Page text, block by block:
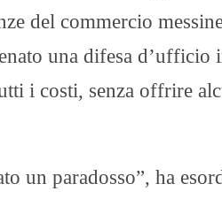
del commercio
una difesa d’ufficio
i costi, senza offrire
un paradosso”, ha